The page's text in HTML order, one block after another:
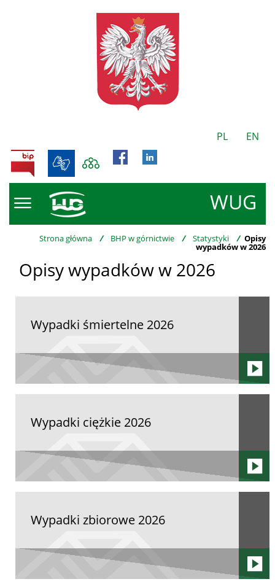
PL EN
WUG
BIP
Strona główna / BHP w górnictwie / Statystyki / Opisy
wypadków w 2026
Opisy wypadków w 2026
Wypadki śmiertelne 2026
Wypadki ciężkie 2026
Wypadki zbiorowe 2026